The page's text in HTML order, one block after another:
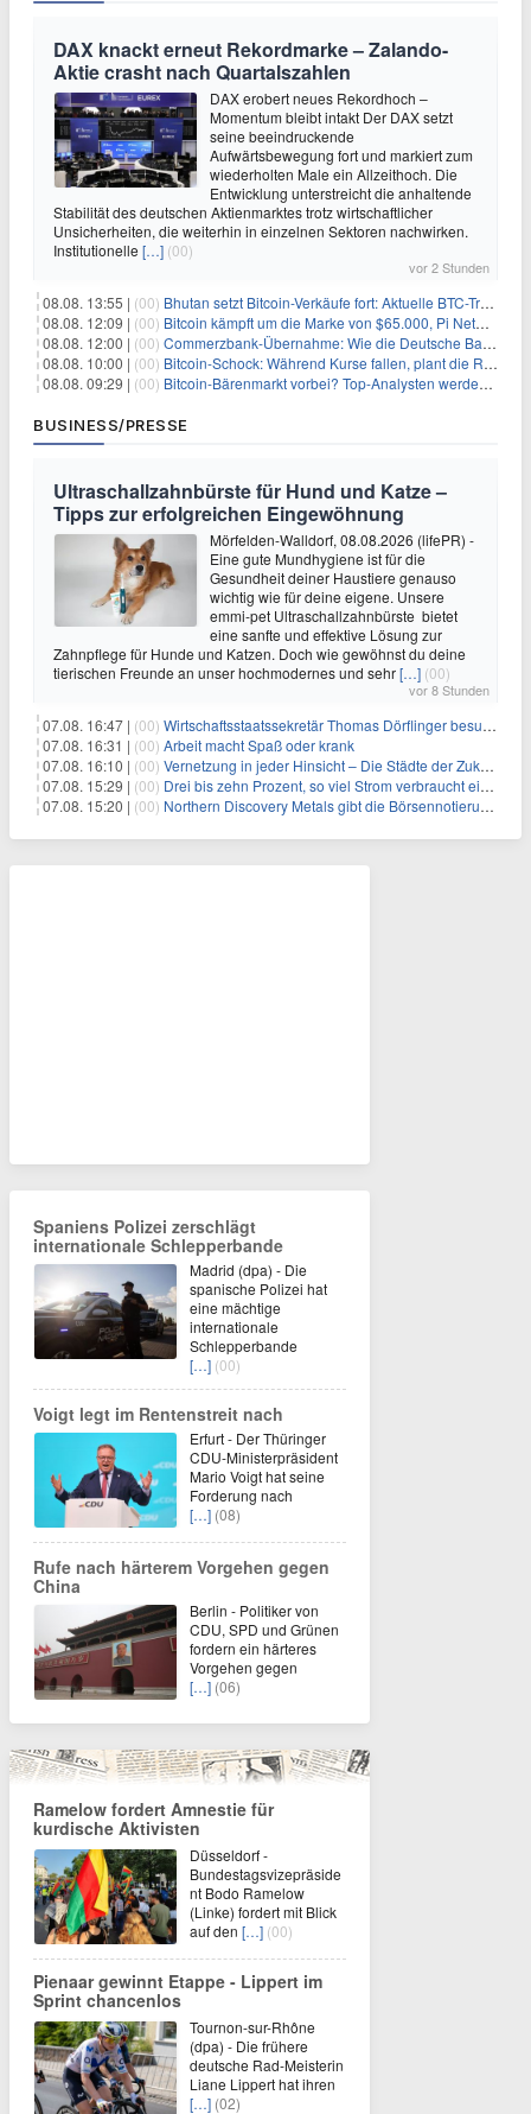
DAX knackt erneut Rekordmarke – Zalando-
Aktie crasht nach Quartalszahlen
DAX erobert neues Rekordhoch –
Momentum bleibt intakt Der DAX setzt
seine beeindruckende
Aufwärtsbewegung fort und markiert zum
wiederholten Male ein Allzeithoch. Die
Entwicklung unterstreicht die anhaltende
Stabilität des deutschen Aktienmarktes trotz wirtschaftlicher
Unsicherheiten, die weiterhin in einzelnen Sektoren nachwirken.
Institutionelle […] (00)
vor 2 Stunden
08.08. 13:55 | (00) Bhutan setzt Bitcoin-Verkäufe fort: Aktuelle BTC-Transaktionen
08.08. 12:09 | (00) Bitcoin kämpft um die Marke von $65.000, Pi Network gewinnt an Unterstützung
08.08. 12:00 | (00) Commerzbank-Übernahme: Wie die Deutsche Bank im Schatten zum großen Gewinner wird
08.08. 10:00 | (00) Bitcoin-Schock: Während Kurse fallen, plant die Regierung die Steuer-Bombe
08.08. 09:29 | (00) Bitcoin-Bärenmarkt vorbei? Top-Analysten werden optimistisch, aber die Geschichte sagt etwas anderes
BUSINESS/PRESSE
Ultraschallzahnbürste für Hund und Katze –
Tipps zur erfolgreichen Eingewöhnung
Mörfelden-Walldorf, 08.08.2026 (lifePR) -
Eine gute Mundhygiene ist für die
Gesundheit deiner Haustiere genauso
wichtig wie für deine eigene. Unsere
emmi-pet Ultraschallzahnbürste bietet
eine sanfte und effektive Lösung zur
Zahnpflege für Hunde und Katzen. Doch wie gewöhnst du deine
tierischen Freunde an unser hochmodernes und sehr[…] (00)
vor 8 Stunden
07.08. 16:47 | (00) Wirtschaftsstaatssekretär Thomas Dörflinger besucht Handwerksbetrieb im Kammerbezirk Freiburg
07.08. 16:31 | (00) Arbeit macht Spaß oder krank
07.08. 16:10 | (00) Vernetzung in jeder Hinsicht – Die Städte der Zukunft sind grün-blau
07.08. 15:29 | (00) Drei bis zehn Prozent, so viel Strom verbraucht ein Aufzug im Gebäude
07.08. 15:20 | (00) Northern Discovery Metals gibt die Börsennotierung an der Frankfurter Wertpapierbörse bekannt
Spaniens Polizei zerschlägt
internationale Schlepperbande
Madrid (dpa) - Die
spanische Polizei hat
eine mächtige
internationale
Schlepperbande
[…] (00)
Voigt legt im Rentenstreit nach
Erfurt - Der Thüringer
CDU-Ministerpräsident
Mario Voigt hat seine
Forderung nach
[…] (08)
Rufe nach härterem Vorgehen gegen
China
Berlin - Politiker von
CDU, SPD und Grünen
fordern ein härteres
Vorgehen gegen
[…] (06)
Ramelow fordert Amnestie für
kurdische Aktivisten
Düsseldorf -
Bundestagsvizepräside
nt Bodo Ramelow
(Linke) fordert mit Blick
auf den […] (00)
Pienaar gewinnt Etappe - Lippert im
Sprint chancenlos
Tournon-sur-Rhône
(dpa) - Die frühere
deutsche Rad-Meisterin
Liane Lippert hat ihren
[…] (02)